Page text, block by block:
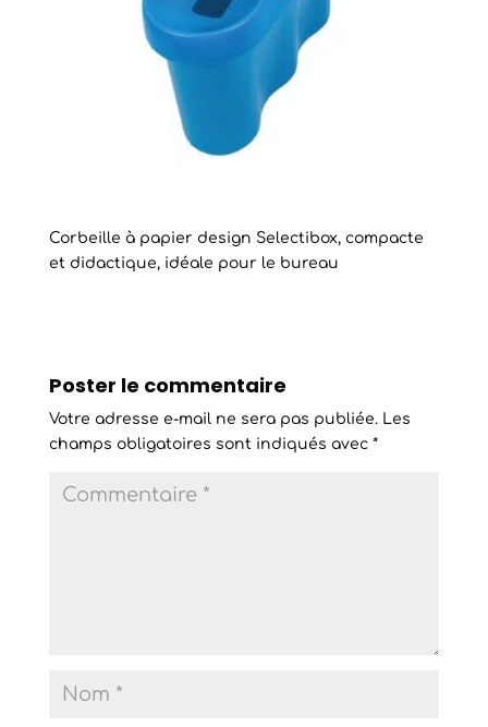
Corbeille à papier design Selectibox, compacte
et didactique, idéale pour le bureau
Poster le commentaire
Votre adresse e-mail ne sera pas publiée. Les
champs obligatoires sont indiqués avec *